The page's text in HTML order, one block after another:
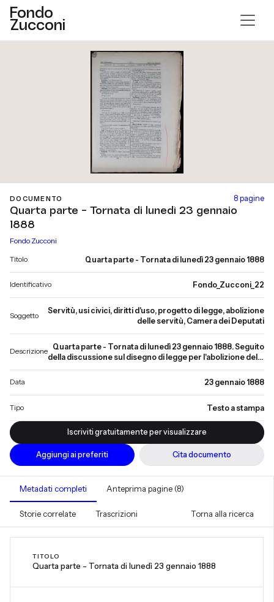
Fondo
Zucconi
DOCUMENTO 8 pagine
Quarta parte - Tornata di lunedì 23 gennaio
1888
Fondo Zucconi
Titolo Quarta parte - Tornata di lunedì 23 gennaio 1888
Identificativo Fondo_Zucconi_22
Soggetto
Servitù, usi civici, diritti d'uso, progetto di legge, abolizione
delle servitù, Camera dei Deputati
Descrizione
Quarta parte - Tornata di lunedì 23 gennaio 1888. Seguito
della discussione sul disegno di legge per l'abolizione delle
legnare nelle province ex-pontificie. Intervento dei
deputati Cambray-Digny, Costa Andrea, Pantano,
Ettore, Luzi, Rinaldi Antonio, il relatore deputato Zucconi
ed il ministro di agricoltura e commercio Grimaldi.
Approvazione dell'articolo 9 e di tutti gli altri articoli del
disegno di legge. Vengono proposte le domande di
interpellanza.
Data 23 gennaio 1888
Tipo Testo a stampa
Iscriviti gratuitamente per visualizzare
Aggiungi ai preferiti Cita documento
Metadati completi Anteprima pagine (8)
Storie correlate Trascrizioni Torna alla ricerca
TITOLO
Quarta parte - Tornata di lunedì 23 gennaio 1888